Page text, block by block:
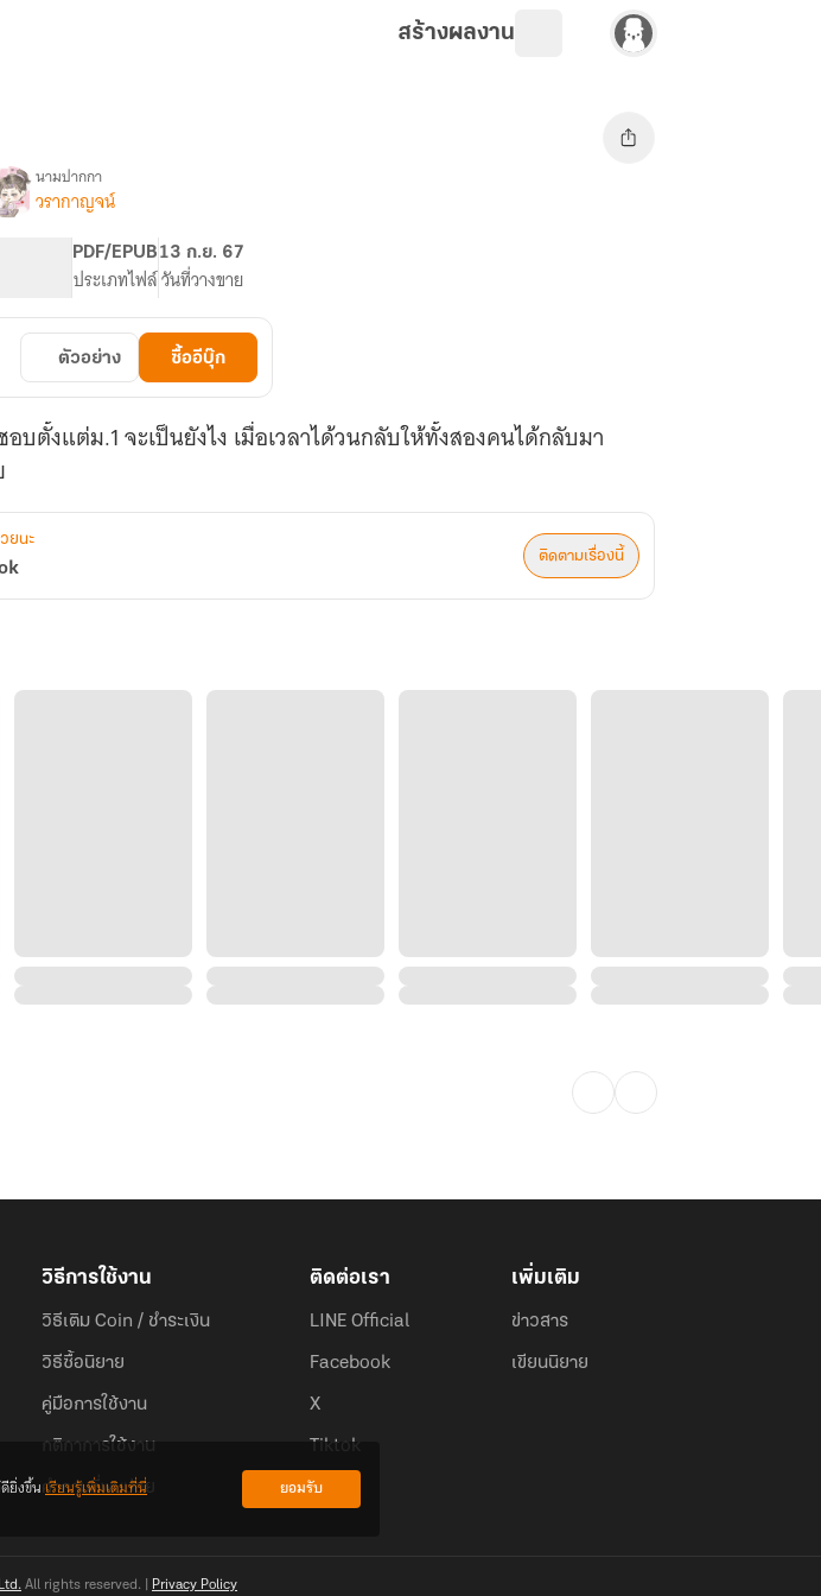
สร้างผลงาน
นามปากกา
วรากาญจน์
PDF/EPUB
ประเภทไฟล์
13 ก.ย. 67
วันที่วางขาย
ตัวอย่าง ซื้ออีบุ๊ก
ตั้งแต่ม.1 จะเป็นยังไง เมื่อเวลาได้วนกลับให้ทั้งสองคนได้กลับมา
ยนะ
ติดตามเรื่องนี้
วิธีการใช้งาน
วิธีเติม Coin / ชำระเงิน
วิธีซื้อนิยาย
คู่มือการใช้งาน
กติกาการใช้งาน
คำถามที่พบบ่อย
ติดต่อเรา
LINE Official
Facebook
X
Tiktok
เพิ่มเติม
ข่าวสาร
เขียนนิยาย
All rights reserved. | Privacy Policy
ยิ่งขึ้นเรียนรู้เพิ่มเติมที่นี่ ยอมรับ